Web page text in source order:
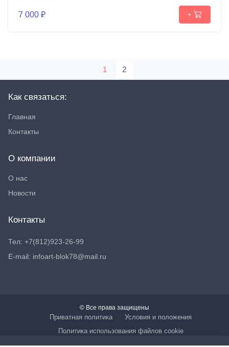
7 000 ₽ +
1 2
Как связаться:
Главная
Контакты
О компании
О нас
Новости
Контакты
Тел: +7(812)923-26-99
E-mail: infoart-blok78@mail.ru
© Все права защищены
Приватная политика
Условия и положения
Политика использования файлов cookie